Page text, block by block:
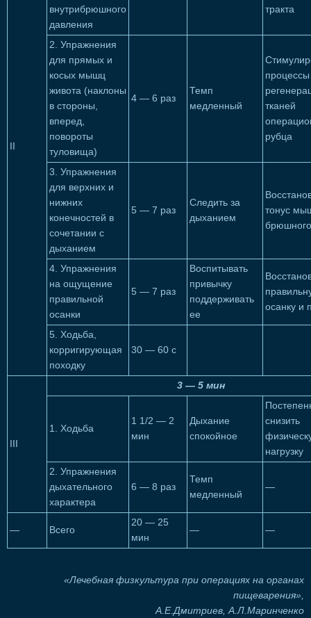
II
внутрибрюшного
давления
тракта
2. Упражнения
для прямых и
косых мышц
живота (наклоны
в стороны,
вперед,
повороты
туловища)
4 — 6 раз
Темп
медленный
процессы
тканей
рубца
3. Упражнения
для верхних и
нижних
конечностей в
сочетании с
дыханием
5 — 7 раз
Следить за
дыханием
тонус
4. Упражнения
на ощущение
правильной
осанки
5 — 7 раз
Воспитывать
привычку
поддерживать
ее
осанку и
5. Ходьба,
корригирующая
походку
30 — 60 с
III
3 — 5 мин
1. Ходьба
1 1/2 — 2
мин
Дыхание
спокойное
снизить
нагрузку
2. Упражнения
дыхательного
характера
6 — 8 раз
Темп
медленный
—
— Всего
20 — 25
мин
— —
«Лечебная физкультура при операциях на органах
пищеварения»,
А.Е.Дмитриев, А.Л.Маринченко